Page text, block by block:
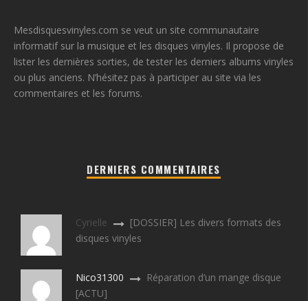
Mesdisquesvinyles.com se veut un site communautaire
informatif sur la musique et les disques vinyles. Il propose de
lister les dernières sorties, de tester les derniers albums vinyles
ou plus anciens. N’hésitez pas à participer au site via les
commentaires et les forums.
DERNIERS COMMENTAIRES
Cyrielle
[DOSSIER] Les divers formats des
disques vinyles
Nico31300
Réparation d’un mange disque
[ACTU]